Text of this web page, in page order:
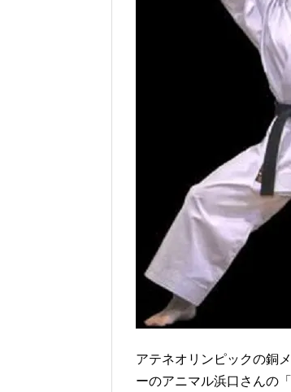
アテネオリンピックの銅
ーのアニマル浜口さんの